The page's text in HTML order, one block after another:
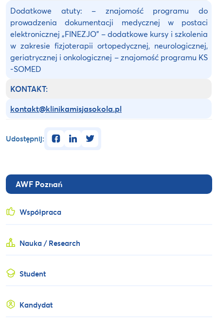
AWF Poznań
Współpraca
Nauka / Research
Student
Kandydat
Dodatkowe atuty: – znajomość programu do
prowadzenia dokumentacji medycznej w postaci
elektronicznej „FINEZJO” – dodatkowe kursy i szkolenia
w zakresie fizjoterapii ortopedycznej, neurologicznej,
geriatrycznej i onkologicznej – znajomość programu KS
-SOMED
KONTAKT:
kontakt@klinikamisjasokola.pl
Udostępnij: facebooklinkedintwitter